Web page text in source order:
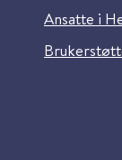
Ansatte i